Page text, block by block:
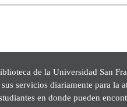
de la Universidad San
sus servicios diariamente para la
en donde pueden